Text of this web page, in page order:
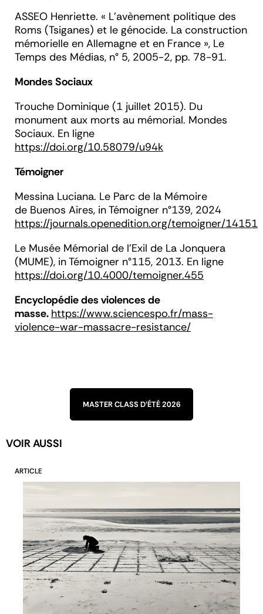
ASSEO Henriette. « L’avènement politique des
Roms (Tsiganes) et le génocide. La construction
mémorielle en Allemagne et en France », Le
Temps des Médias, n° 5, 2005-2, pp. 78-91.
Mondes Sociaux
Trouche Dominique (1 juillet 2015). Du
monument aux morts au mémorial. Mondes
Sociaux. En ligne
https://doi.org/10.58079/u94k
Témoigner
Messina Luciana. Le Parc de la Mémoire
de Buenos Aires, in Témoigner n°139, 2024
https://journals.openedition.org/temoigner/14151
Le Musée Mémorial de l’Exil de La Jonquera
(MUME), in Témoigner n°115, 2013. En ligne
https://doi.org/10.4000/temoigner.455
Encyclopédie des violences de
masse. https://www.sciencespo.fr/mass-
violence-war-massacre-resistance/
MASTER CLASS D'ÉTÉ 2026
VOIR AUSSI
ARTICLE